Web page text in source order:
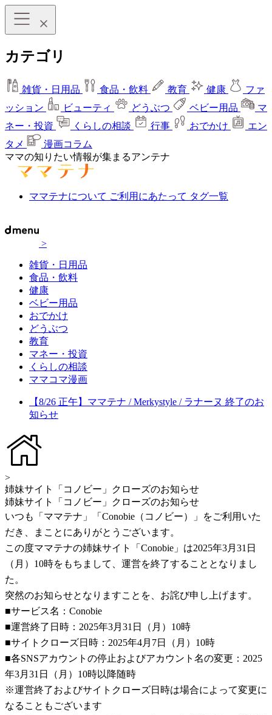
カテゴリ
雑貨・日用品 食品・飲料 教育 健康
ファ
ッション
ビューティ どうぶつ ベビー用品
マ
ネー・投資
くらしの相談 行事 おでかけ
エン
タメ
漫画コラム
ママの知りたい情報が集まるアンテナ
ママテナについて ご利用にあたって タグ一覧
>
雑貨・日用品
食品・飲料
健康
ベビー用品
おでかけ
どうぶつ
教育
マネー・投資
くらしの相談
ママコマ漫画
【8/26 正午】ママテナ / Merkystyle / ラナーヌ 終了のお
知らせ
>
姉妹サイト「コノビー」クローズのお知らせ
姉妹サイト「コノビー」クローズのお知らせ
いつも「ママテナ」「Conobie（コノビー）」をご利用いた
だき、まことにありがとうございます。
この度ママテナの姉妹サイト「Conobie」は2025年3月31日
（月）10時をもちまして、運営を終了することとなりまし
た。
突然のお知らせとなりますことを、お詫び申し上げます。
■サービス名：Conobie
■運営終了日時：2025年3月31日（月）10時
■サイトクローズ日時：2025年4月7日（月）10時
■各SNSアカウントの停止およびアカウント名の変更：2025
年3月31日（月）10時以降随時
※運営終了およびサイトクローズ日時は場合によって変更に
なることもございます